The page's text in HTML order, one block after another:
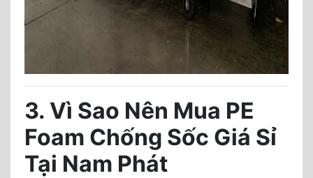
3. Vì Sao Nên Mua PE
Foam Chống Sốc Giá Sỉ
Tại Nam Phát